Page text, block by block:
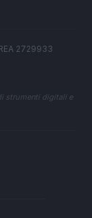
2729933
strumenti digitali e